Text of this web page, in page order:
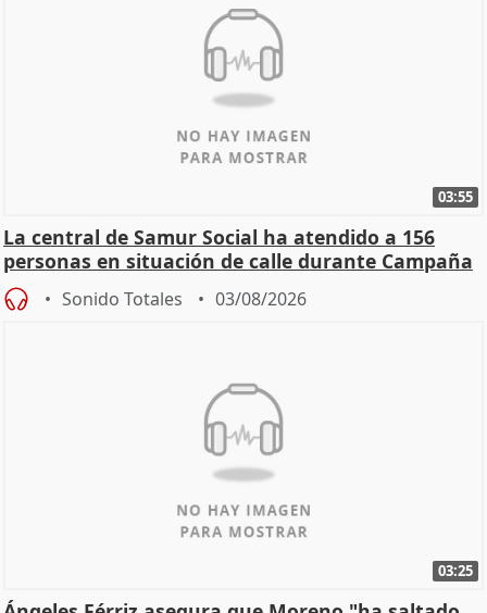
03:55
La central de Samur Social ha atendido a 156
personas en situación de calle durante Campaña
de Calor
Sonido Totales 03/08/2026
03:25